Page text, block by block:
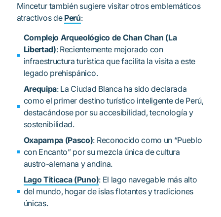
Mincetur también sugiere visitar otros emblemáticos
atractivos de Perú:
Complejo Arqueológico de Chan Chan (La
Libertad): Recientemente mejorado con
infraestructura turística que facilita la visita a este
legado prehispánico.
Arequipa: La Ciudad Blanca ha sido declarada
como el primer destino turístico inteligente de Perú,
destacándose por su accesibilidad, tecnología y
sostenibilidad.
Oxapampa (Pasco): Reconocido como un “Pueblo
con Encanto” por su mezcla única de cultura
austro-alemana y andina.
Lago Titicaca (Puno): El lago navegable más alto
del mundo, hogar de islas flotantes y tradiciones
únicas.